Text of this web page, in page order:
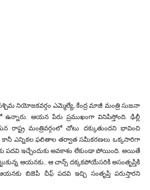
నియోజకవర్గం ఎమ్మెల్యే, కేంద్ర మాజీ మంత్రి సుజనా
ఉన్నారు. ఆయన పేరు ప్రముఖంగా వినిపిస్తోంది. ఢిల్లీ
మంత్రివర్గంలో చోటు దక్కుతుందని భావించి
కానీ ఎన్నికల ఫలితాల తర్వాత సమీకరణలు ఒక్కసారిగా
ఇచ్చేందుకు అవకాశం లేకుండా పోయింది. అయితే
ఆయనకు.. ఆ చాన్స్ దక్కకపోయేసరికి అసంతృప్తికి
బిజెపి చీఫ్ పదవి ఇచ్చి సంతృప్తి పరుస్తారని